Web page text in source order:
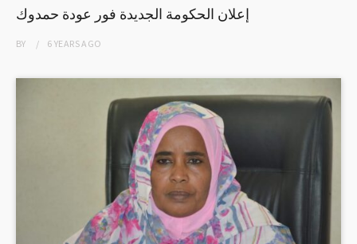
إعلان الحكومة الجديدة فور عودة حمدوك
BY 6 YEARSAGO